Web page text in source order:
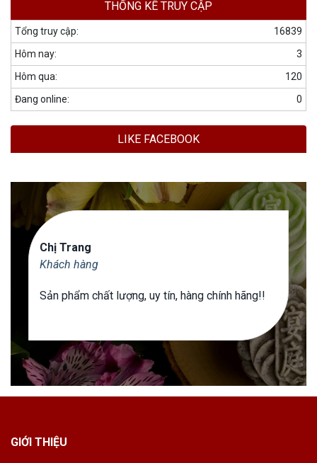
THỐNG KÊ TRUY CẬP
16839
Tổng truy cập:
3
Hôm nay:
120
Hôm qua:
0
Đang online:
LIKE FACEBOOK
Chị Trang
Khách hàng
Sản phẩm chất lượng, uy tín, hàng chính hãng!!
GIỚI THIỆU